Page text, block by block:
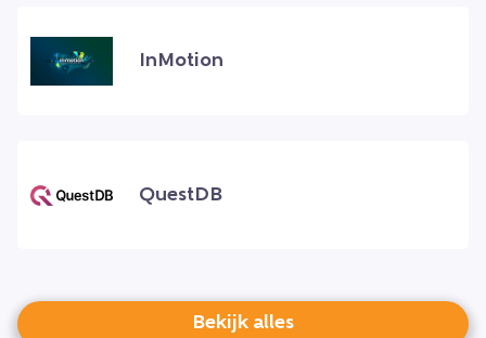
InMotion
QuestDB
Bekijk alles